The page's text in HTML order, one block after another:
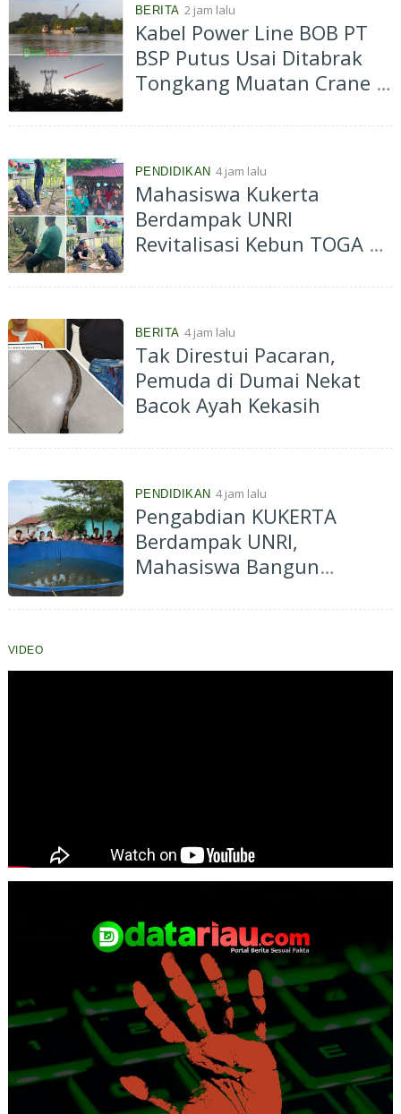
BERITA 2 jam lalu
Kabel Power Line BOB PT
BSP Putus Usai Ditabrak
Tongkang Muatan Crane di
Perawang
PENDIDIKAN 4 jam lalu
Mahasiswa Kukerta
Berdampak UNRI
Revitalisasi Kebun TOGA di
Dorong Pemanfaatan
BERITA 4 jam lalu
Tak Direstui Pacaran,
Pemuda di Dumai Nekat
Bacok Ayah Kekasih
PENDIDIKAN 4 jam lalu
Pengabdian KUKERTA
Berdampak UNRI,
Mahasiswa Bangun
Kenantan, Dukung
Ekonomi Masyarakat
VIDEO